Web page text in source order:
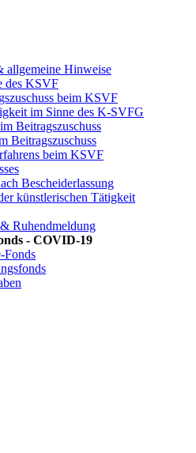
allgemeine Hinweise
des KSVF
beim KSVF
im Sinne des K-SVFG
Beitragszuschuss
Beitragszuschuss
beim KSVF
Bescheiderlassung
künstlerischen Tätigkeit
Ruhendmeldung
- COVID-19